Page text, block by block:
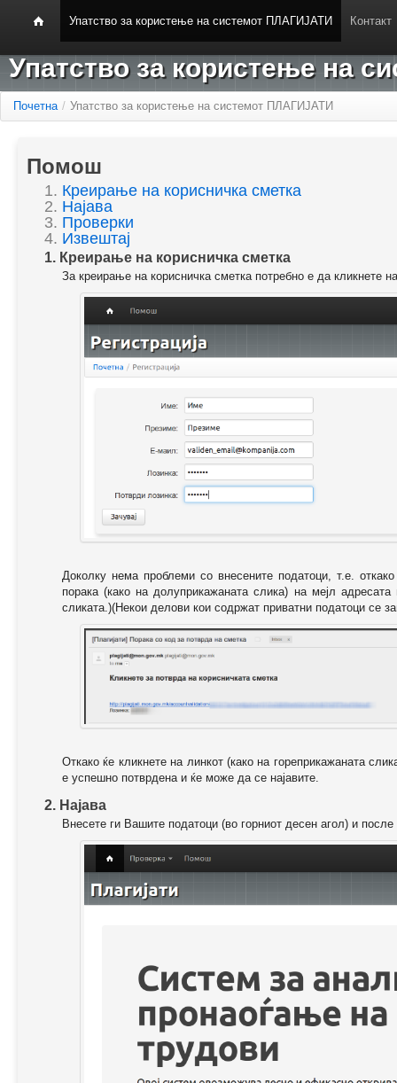
Упатство за користење на системот ПЛАГИЈАТИ Контакт
Упатство за користење на
Почетна / Упатство за користење на системот ПЛАГИЈАТИ
Помош
1. Креирање на корисничка сметка
2. Најава
3. Проверки
4. Извештај
1. Креирање на корисничка сметка
За креирање на корисничка сметка потребно е да кликнете
Доколку нема проблеми со внесените податоци, т.е.
порака (како на долуприкажаната слика) на мејл
сликата.)(Некои делови кои содржат приватни податоци се
Откако ќе кликнете на линкот (како на гореприкажаната
е успешно потврдена и ќе може да се најавите.
2. Најава
Внесете ги Вашите податоци (во горниот десен агол) и